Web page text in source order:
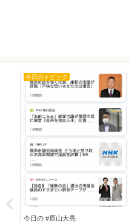
今日のトピック
今日の #原山大亮